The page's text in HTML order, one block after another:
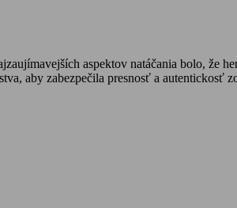
aspektov natáčania bolo, že
aby zabezpečila presnosť a autentickosť